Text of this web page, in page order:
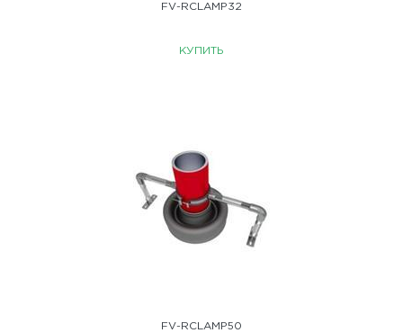
FV-RCLAMP32
КУПИТЬ
FV-RCLAMP50